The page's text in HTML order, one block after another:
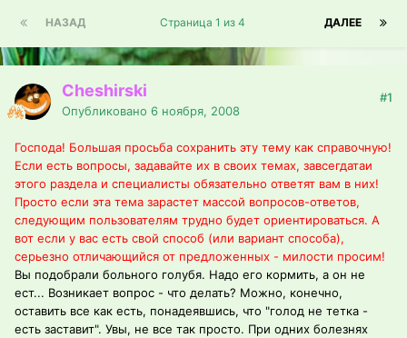
НАЗАД ДАЛЕЕ
Страница 1 из 4
Cheshirski
Опубликовано 6 ноября, 2008
#1
Господа! Большая просьба сохранить эту тему как справочную!
Если есть вопросы, задавайте их в своих темах, завсегдатаи
этого раздела и специалисты обязательно ответят вам в них!
Просто если эта тема зарастет массой вопросов-ответов,
следующим пользователям трудно будет ориентироваться. А
вот если у вас есть свой способ (или вариант способа),
серьезно отличающийся от предложенных - милости просим!
Вы подобрали больного голубя. Надо его кормить, а он не
ест... Возникает вопрос - что делать? Можно, конечно,
оставить все как есть, понадеявшись, что "голод не тетка -
есть заставит". Увы, не все так просто. При одних болезнях